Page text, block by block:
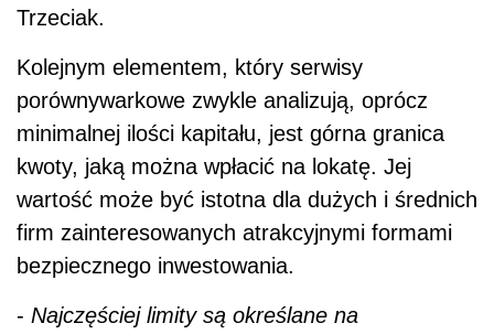
Trzeciak.
Kolejnym elementem, który serwisy
porównywarkowe zwykle analizują, oprócz
minimalnej ilości kapitału, jest górna granica
kwoty, jaką można wpłacić na lokatę. Jej
wartość może być istotna dla dużych i średnich
firm zainteresowanych atrakcyjnymi formami
bezpiecznego inwestowania.
- Najczęściej limity są określane na